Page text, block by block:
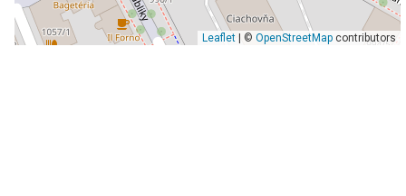
Leaflet| © OpenStreetMapcontributors